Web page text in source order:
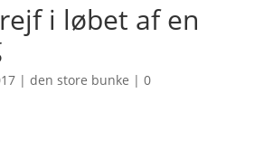
i løbet af en
| den store bunke | 0